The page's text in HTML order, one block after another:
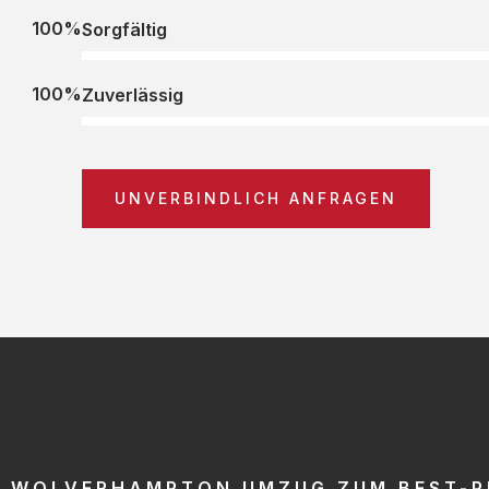
Sorgfältig
100%
Zuverlässig
100%
UNVERBINDLICH ANFRAGEN